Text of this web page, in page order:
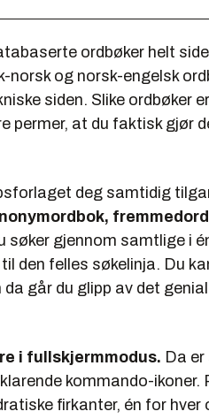
ordbøker helt
norsk og norsk-engelsk
siden. Slike ordbøker
permer, at du faktisk gjør
deg samtidig
søker gjennom samtlige i
den felles søkelinja. Du
går du glipp av det
i fullskjermmodus. Da
kommando-ikoner.
firkanter, én for hver